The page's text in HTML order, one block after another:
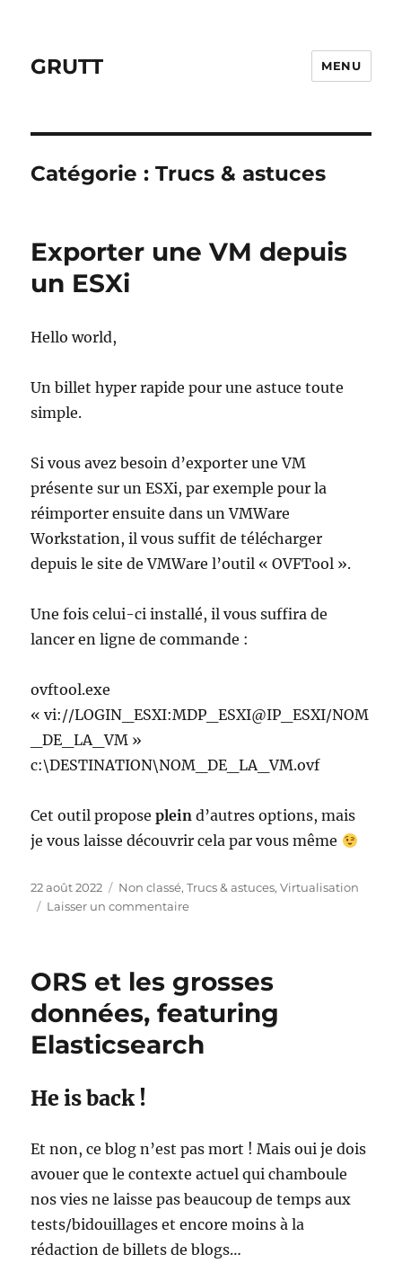
GRUTT MENU
Catégorie :Trucs & astuces
Exporter une VM depuis
un ESXi
Hello world,
Un billet hyper rapide pour une astuce toute
simple.
Si vous avez besoin d’exporter une VM
présente sur un ESXi, par exemple pour la
réimporter ensuite dans un VMWare
Workstation, il vous suffit de télécharger
depuis le site de VMWare l’outil « OVFTool ».
Une fois celui-ci installé, il vous suffira de
lancer en ligne de commande :
ovftool.exe
« vi://LOGIN_ESXI:MDP_ESXI@IP_ESXI/NOM
_DE_LA_VM »
c:\DESTINATION\NOM_DE_LA_VM.ovf
Cet outil proposeplein d’autres options, mais
je vous laisse découvrir cela par vous même
Publié
le
22 août 2022 Catégories
Non classé,Trucs & astuces,Virtualisation
Laisser un commentairesur
depuis
ESXi
ORS et les grosses
données, featuring
Elasticsearch
He is back !
Et non, ce blog n’est pas mort ! Mais oui je dois
avouer que le contexte actuel qui chamboule
nos vies ne laisse pas beaucoup de temps aux
tests/bidouillages et encore moins à la
rédaction de billets de blogs…